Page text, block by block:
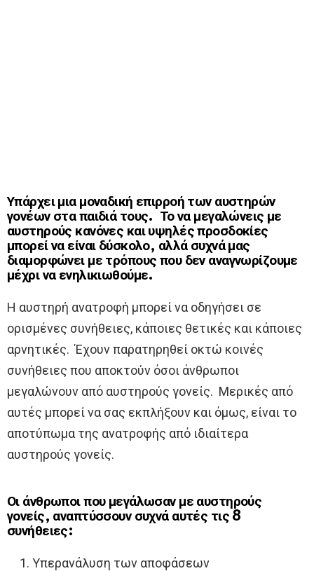
Υπάρχει μια μοναδική επιρροή των αυστηρών
γονέων στα παιδιά τους. Το να μεγαλώνεις με
αυστηρούς κανόνες και υψηλές προσδοκίες
μπορεί να είναι δύσκολο, αλλά συχνά μας
διαμορφώνει με τρόπους που δεν αναγνωρίζουμε
μέχρι να ενηλικιωθούμε.
Η αυστηρή ανατροφή μπορεί να οδηγήσει σε
ορισμένες συνήθειες, κάποιες θετικές και κάποιες
αρνητικές. Έχουν παρατηρηθεί οκτώ κοινές
συνήθειες που αποκτούν όσοι άνθρωποι
μεγαλώνουν από αυστηρούς γονείς. Μερικές από
αυτές μπορεί να σας εκπλήξουν και όμως, είναι το
αποτύπωμα της ανατροφής από ιδιαίτερα
αυστηρούς γονείς.
Οι άνθρωποι που μεγάλωσαν με αυστηρούς
γονείς, αναπτύσσουν συχνά αυτές τις 8
συνήθειες:
Υπερανάλυση των αποφάσεων